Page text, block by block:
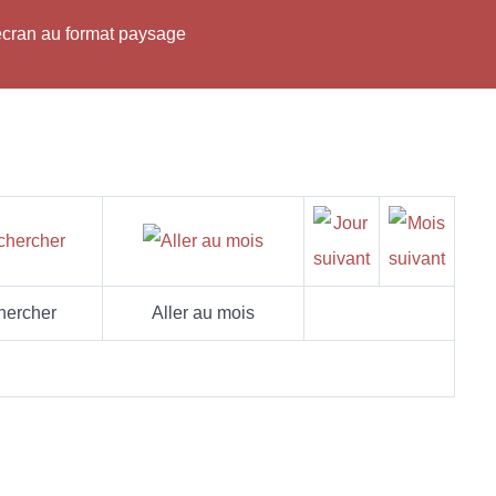
au format paysage
Aller au mois